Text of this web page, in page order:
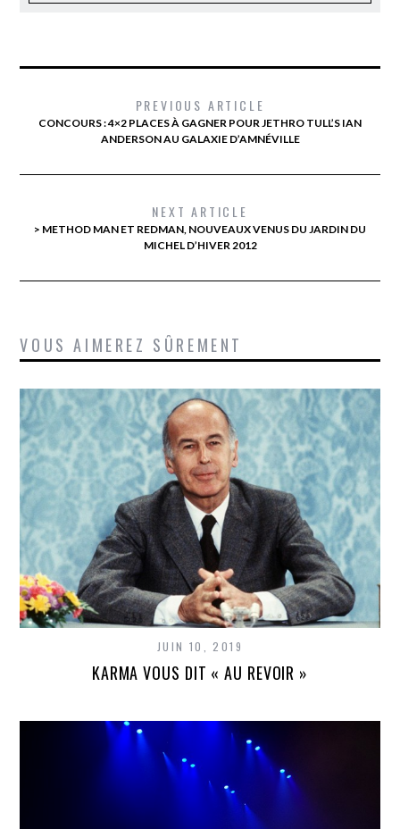
PREVIOUS ARTICLE
CONCOURS : 4×2 PLACES À GAGNER POUR JETHRO TULL’S IAN
ANDERSON AU GALAXIE D’AMNÉVILLE
NEXT ARTICLE
> METHOD MAN ET REDMAN, NOUVEAUX VENUS DU JARDIN DU
MICHEL D’HIVER 2012
VOUS AIMEREZ SÛREMENT
JUIN 10, 2019
KARMA VOUS DIT « AU REVOIR »